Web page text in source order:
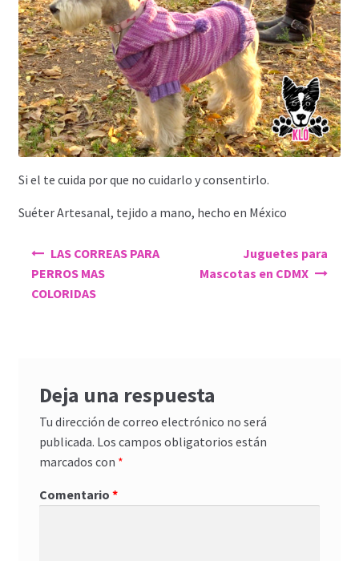
Si el te cuida por que no cuidarlo y consentirlo.
Suéter Artesanal, tejido a mano, hecho en México
LAS CORREAS PARA
PERROS MAS
COLORIDAS
Juguetes para
Mascotas en CDMX
Deja una respuesta
Tu dirección de correo electrónico no será
publicada. Los campos obligatorios están
marcados con *
Comentario *